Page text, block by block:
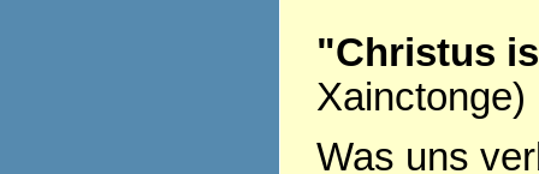
"Christus
Xainctonge)
Was uns